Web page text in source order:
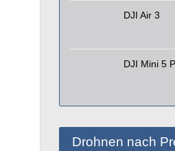
DJI Air 3
DJI Mini 5
Drohnen nach